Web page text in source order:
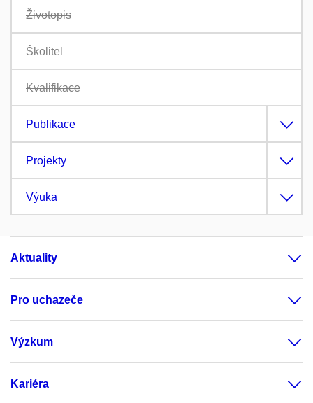
Životopis
Školitel
Kvalifikace
Publikace
Projekty
Výuka
Aktuality
Pro uchazeče
Výzkum
Kariéra